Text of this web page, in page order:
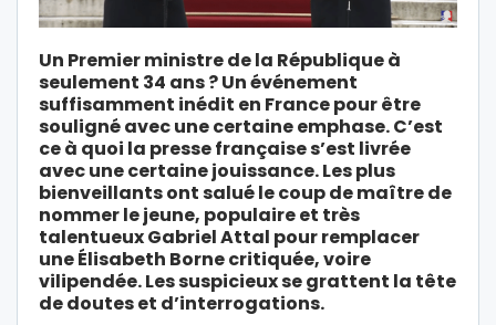
Un Premier ministre de la République à
seulement 34 ans ? Un événement
suffisamment inédit en France pour être
souligné avec une certaine emphase. C’est
ce à quoi la presse française s’est livrée
avec une certaine jouissance. Les plus
bienveillants ont salué le coup de maître de
nommer le jeune, populaire et très
talentueux Gabriel Attal pour remplacer
une Élisabeth Borne critiquée, voire
vilipendée. Les suspicieux se grattent la tête
de doutes et d’interrogations.